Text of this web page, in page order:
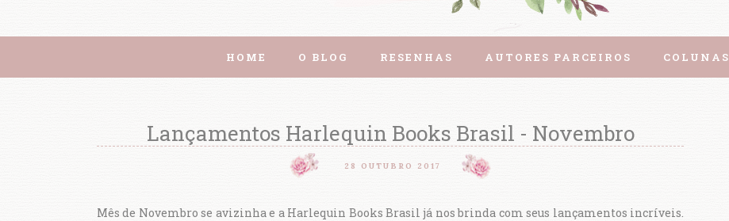
HOME O BLOG RESENHAS AUTORES PARCEIROS COLUNAS
Lançamentos Harlequin Books Brasil - Novembro
28 OUTUBRO 2017
Mês de Novembro se avizinha e a Harlequin Books Brasil já nos brinda com seus lançamentos incríveis.